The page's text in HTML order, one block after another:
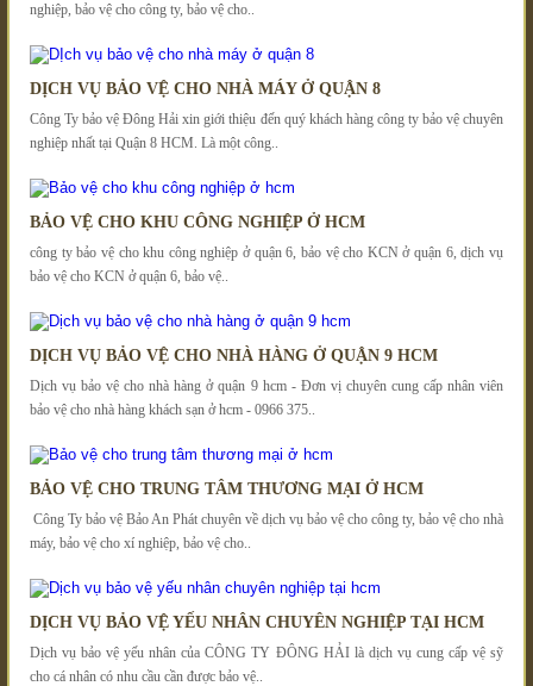
nghiệp, bảo vệ cho công ty, bảo vệ cho..
DỊCH VỤ BẢO VỆ CHO NHÀ MÁY Ở QUẬN 8
Công Ty bảo vệ Đông Hải xin giới thiệu đến quý khách hàng công ty bảo vệ chuyên
nghiệp nhất tại Quận 8 HCM. Là một công..
BẢO VỆ CHO KHU CÔNG NGHIỆP Ở HCM
công ty bảo vệ cho khu công nghiệp ở quận 6, bảo vệ cho KCN ở quận 6, dịch vụ
bảo vệ cho KCN ở quận 6, bảo vệ..
DỊCH VỤ BẢO VỆ CHO NHÀ HÀNG Ở QUẬN 9 HCM
Dịch vụ bảo vệ cho nhà hàng ở quận 9 hcm - Đơn vị chuyên cung cấp nhân viên
bảo vệ cho nhà hàng khách sạn ở hcm - 0966 375..
BẢO VỆ CHO TRUNG TÂM THƯƠNG MẠI Ở HCM
Công Ty bảo vệ Bảo An Phát chuyên về dịch vụ bảo vệ cho công ty, bảo vệ cho nhà
máy, bảo vệ cho xí nghiệp, bảo vệ cho..
DỊCH VỤ BẢO VỆ YẾU NHÂN CHUYÊN NGHIỆP TẠI HCM
Dịch vụ bảo vệ yếu nhân của CÔNG TY ĐÔNG HẢI là dịch vụ cung cấp vệ sỹ
cho cá nhân có nhu cầu cần được bảo vệ..